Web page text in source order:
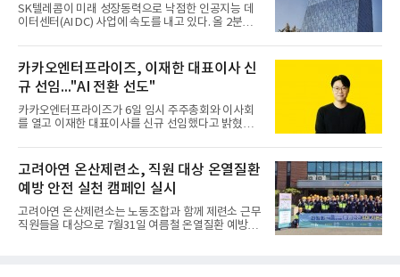
SK텔레콤이 미래 성장동력으로 낙점한 인공지능 데
이터센터(AI DC) 사업에 속도를 내고 있다. 올 2분기
는 2035년까지 총 15GW(기가와트) 규모의 AI DC를
구축하겠다는 대형 청사진을 제시하면서다. 이에 따
라 경쟁 구도 역시 이동통신사인 KT, LG유플러스를
넘어 네이버, 삼성SDS 등 IT 인프라 기업으로 확장되
고 있다.7일 SK텔레콤에 따르면 회사는 올해 2분기
연결 기준 매출 4조 3591억원, 영업이익 5660억원을
기록했다. 매출은 전년 동기 대비 0.5%, 영업이익은
따른 기저효과가 실
카카오엔터프라이즈, 이재한 대표이사 신
규 선임..."AI 전환 선도"
카카오엔터프라이즈가 6일 임시 주주총회와 이사회
를 열고 이재한 대표이사를 신규 선임했다고 밝혔다.
엔터프라이즈에서 클라우드인프라·디지털전환(DX)
부문장과 사업부문장을 역임하며 전략 수립부터 사업
화까지 전 과정을 이끌어왔다. 카카오엔터프라이즈
합류 전에는 카카오의 시스템엔지니어링 리더로서 카
카오톡 인프라 아키텍처 설계와 운영을 담당한 경험
도 있다.카카오엔터프라이즈는 인공지능(AI), 클라우
드, 검색 등 카카오가 축적해온 기술력과 서비스 운영
고려아연 온산제련소, 직원 대상 온열질환
예방 안전 실천 캠페인 실시
고려아연 온산제련소는 노동조합과 함께 제련소 근무
직원들을 대상으로 7월31일 여름철 온열질환 예방을